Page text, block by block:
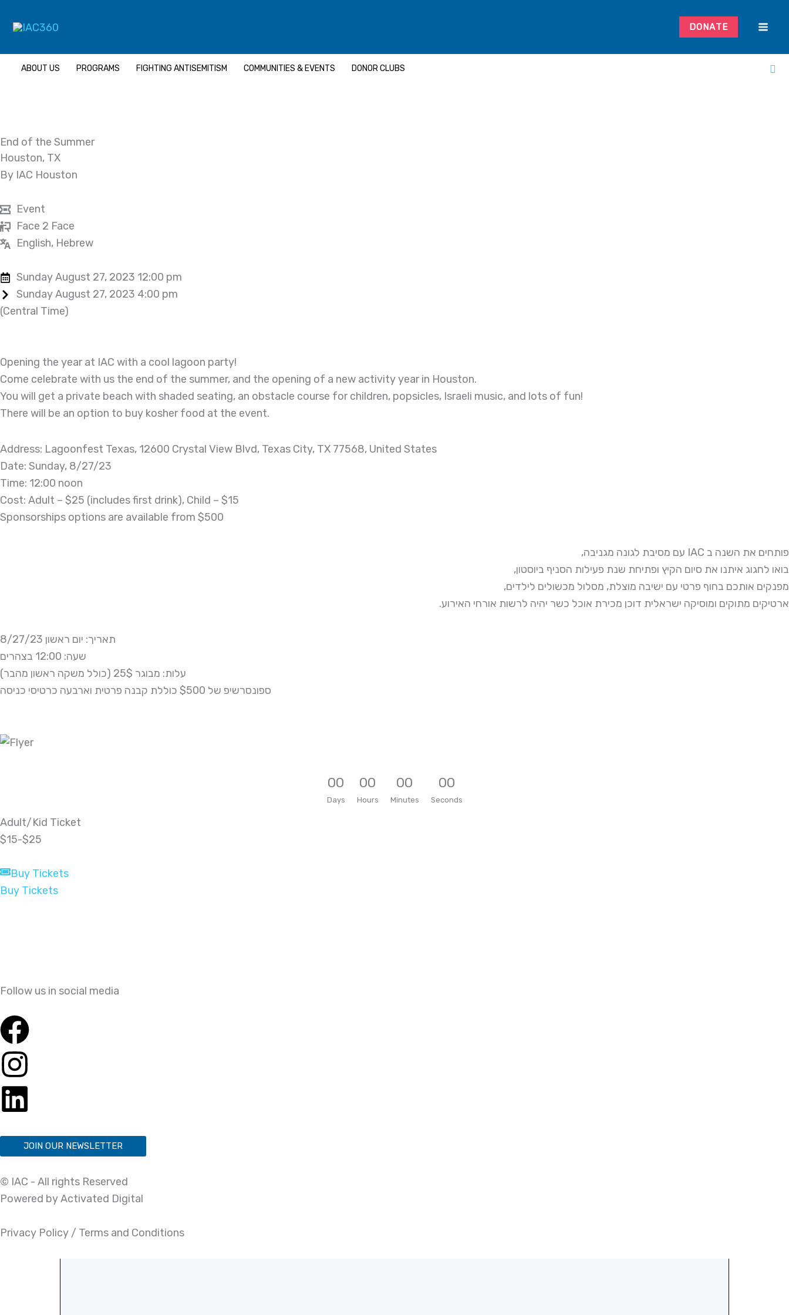
DONATE
ABOUT US PROGRAMS FIGHTING ANTISEMITISM COMMUNITIES & EVENTS DONOR CLUBS
End of the Summer
Houston, TX
By IAC Houston
Event
Face 2 Face
English, Hebrew
Sunday August 27, 2023 12:00 pm
Sunday August 27, 2023 4:00 pm
(Central Time)
Opening the year at IAC with a cool lagoon party!
Come celebrate with us the end of the summer, and the opening of a new activity year in Houston.
You will get a private beach with shaded seating, an obstacle course for children, popsicles, Israeli music, and lots of fun!
There will be an option to buy kosher food at the event.
Address: Lagoonfest Texas, 12600 Crystal View Blvd, Texas City, TX 77568, United States
Date: Sunday, 8/27/23
Time: 12:00 noon
Cost: Adult – $25 (includes first drink), Child – $15
Sponsorships options are available from $500
,עם מסיבת לגונה מגניבה IAC פותחים את השנה ב
,בואו לחגוג איתנו את סיום הקיץ ופתיחת שנת פעילות הסניף ביוסטון
,מפנקים אותכם בחוף פרטי עם ישיבה מוצלת, מסלול מכשולים לילדים
.ארטיקים מתוקים ומוסיקה ישראלית דוכן מכירת אוכל כשר יהיה לרשות אורחי האירוע
תאריך: יום ראשון 8/27/23
שעה: 12:00 בצהרים
עלות: מבוגר 25$ (כולל משקה ראשון מהבר)
ספונסרשיפ של $500 כוללת קבנה פרטית וארבעה כרטיסי כניסה
00
Days
00
Hours
00
Minutes
00
Seconds
Adult/Kid Ticket
$15-$25
Buy Tickets
Buy Tickets
Follow us in social media
JOIN OUR NEWSLETTER
© IAC - All rights Reserved
Powered by Activated Digital
Privacy Policy / Terms and Conditions